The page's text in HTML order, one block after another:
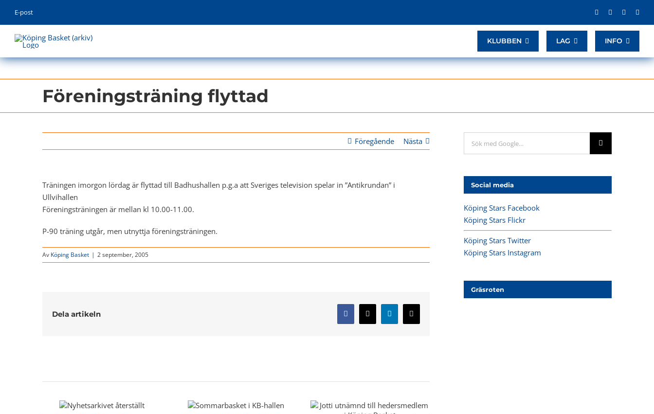
E-post
KLUBBEN LAG INFO
Föreningsträning flyttad
Föregående Nästa
Träningen imorgon lördag är flyttad till Badhushallen p.g.a att Sveriges television spelar in ”Antikrundan” i
Ullvihallen
Föreningsträningen är mellan kl 10.00-11.00.
P-90 träning utgår, men utnyttja föreningsträningen.
Av Köping Basket | 2 september, 2005
Dela artikeln Facebook
X LinkedIn
E-
post
Social media
Köping Stars Facebook
Köping Stars Flickr
Köping Stars Twitter
Köping Stars Instagram
Gräsroten